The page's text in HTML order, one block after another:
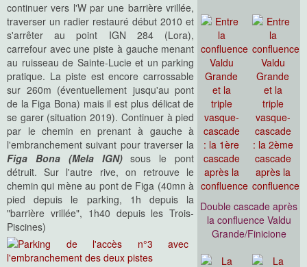
Double cascade après
la confluence Valdu
Grande/Finicione
continuer vers l'W par une barrière vrillée,
traverser un radier restauré début 2010 et
s'arrêter au point IGN 284 (Lora),
carrefour avec une piste à gauche menant
au ruisseau de Sainte-Lucie et un parking
pratique. La piste est encore carrossable
sur 260m (éventuellement jusqu'au pont
de la Figa Bona) mais il est plus délicat de
se garer (situation 2019). Continuer à pied
par le chemin en prenant à gauche à
l'embranchement suivant pour traverser la
Figa Bona (Mela IGN)sous le pont
détruit. Sur l'autre rive, on retrouve le
chemin qui mène au pont de Figa (40mn à
pied depuis le parking, 1h depuis la
"barrière vrillée", 1h40 depuis les Trois-
Piscines)